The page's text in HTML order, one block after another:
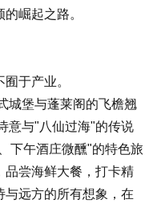
崛起之路。
于产业。
堡与蓬莱阁的飞檐翘
意与"八仙过海"的传说
下午酒庄微醺"的特色旅
品尝海鲜大餐，打卡精
远方的所有想象，在